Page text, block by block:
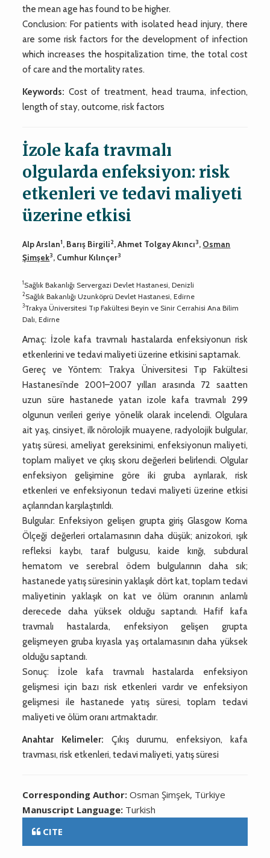
the mean age has found to be higher.
Conclusion: For patients with isolated head injury, there
are some risk factors for the development of infection
which increases the hospitalization time, the total cost
of care and the mortality rates.
Keywords: Cost of treatment, head trauma, infection,
length of stay, outcome, risk factors
İzole kafa travmalı
olgularda enfeksiyon: risk
etkenleri ve tedavi maliyeti
üzerine etkisi
Alp Arslan1, Barış Birgili2, Ahmet Tolgay Akıncı3, Osman
Şimşek3, Cumhur Kılınçer3
1Sağlık Bakanlığı Servergazi Devlet Hastanesi, Denizli
2Sağlık Bakanlığı Uzunköprü Devlet Hastanesi, Edirne
3Trakya Üniversitesi Tıp Fakültesi Beyin ve Sinir Cerrahisi Ana Bilim
Dalı, Edirne
Amaç: İzole kafa travmalı hastalarda enfeksiyonun risk
etkenlerini ve tedavi maliyeti üzerine etkisini saptamak.
Gereç ve Yöntem: Trakya Üniversitesi Tıp Fakültesi
Hastanesi’nde 2001–2007 yılları arasında 72 saatten
uzun süre hastanede yatan izole kafa travmalı 299
olgunun verileri geriye yönelik olarak incelendi. Olgulara
ait yaş, cinsiyet, ilk nörolojik muayene, radyolojik bulgular,
yatış süresi, ameliyat gereksinimi, enfeksiyonun maliyeti,
toplam maliyet ve çıkış skoru değerleri belirlendi. Olgular
enfeksiyon gelişimine göre iki gruba ayrılarak, risk
etkenleri ve enfeksiyonun tedavi maliyeti üzerine etkisi
açılarından karşılaştırıldı.
Bulgular: Enfeksiyon gelişen grupta giriş Glasgow Koma
Ölçeği değerleri ortalamasının daha düşük; anizokori, ışık
refleksi kaybı, taraf bulgusu, kaide kırığı, subdural
hematom ve serebral ödem bulgularının daha sık;
hastanede yatış süresinin yaklaşık dört kat, toplam tedavi
maliyetinin yaklaşık on kat ve ölüm oranının anlamlı
derecede daha yüksek olduğu saptandı. Hafif kafa
travmalı hastalarda, enfeksiyon gelişen grupta
gelişmeyen gruba kıyasla yaş ortalamasının daha yüksek
olduğu saptandı.
Sonuç: İzole kafa travmalı hastalarda enfeksiyon
gelişmesi için bazı risk etkenleri vardır ve enfeksiyon
gelişmesi ile hastanede yatış süresi, toplam tedavi
maliyeti ve ölüm oranı artmaktadır.
Anahtar Kelimeler: Çıkış durumu, enfeksiyon, kafa
travması, risk etkenleri, tedavi maliyeti, yatış süresi
Corresponding Author:Osman Şimşek, Türkiye
Manuscript Language: Turkish
CITE